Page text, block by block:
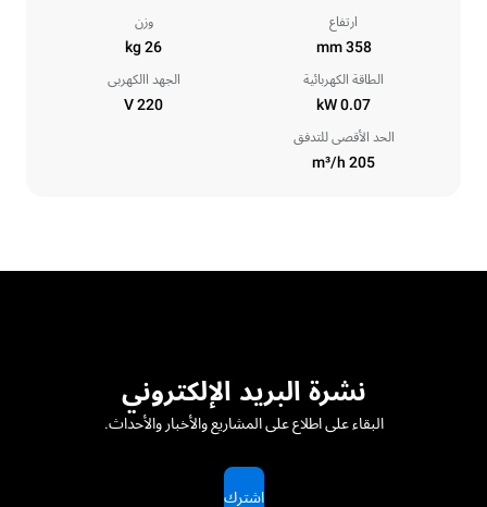
ارتفاع
358 mm
وزن
26 kg
الطاقة الكهربائية
0.07 kW
الجهد االكهربى
220 V
الحد الأقصى للتدفق
205 m³/h
نشرة البريد الإلكتروني
البقاء على اطلاع على المشاريع والأخبار والأحداث.
اشترك